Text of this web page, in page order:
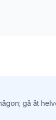
gå åt